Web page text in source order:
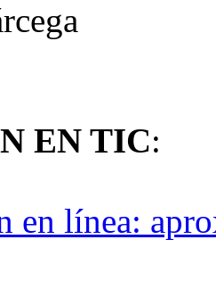
EN TIC:
en línea: